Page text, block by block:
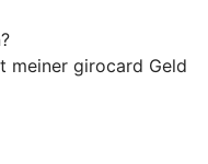
meiner girocard Geld